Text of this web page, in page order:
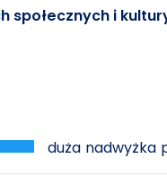
społecznych i
duża nadwyżka